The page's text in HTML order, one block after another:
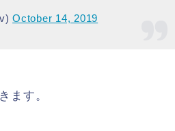
October 14, 2019
ます。